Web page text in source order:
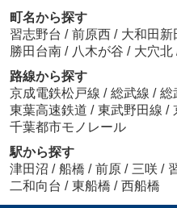
町名から探す
習志野台 / 前原西 / 大和田新
勝田台南 / 八木が谷 / 大穴北
路線から探す
京成電鉄松戸線 / 総武線 / 総
東葉高速鉄道 / 東武野田線 /
千葉都市モノレール
駅から探す
津田沼 / 船橋 / 前原 / 三咲 /
二和向台 / 東船橋 / 西船橋